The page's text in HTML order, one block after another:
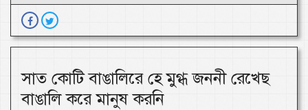
সাত কোটি বাঙালিরে হে মুগ্ধ জননী রেখেছ
বাঙালি করে মানুষ করনি